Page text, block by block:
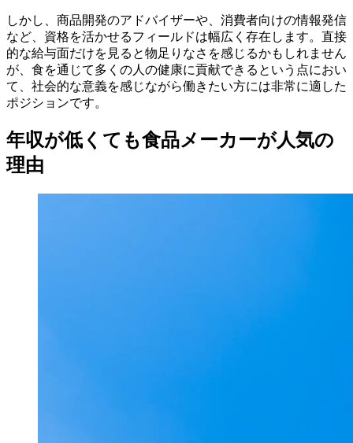
しかし、商品開発のアドバイザーや、消費者向けの情報発信
など、資格を活かせるフィールドは幅広く存在します。直接
的な給与面だけを見ると物足りなさを感じるかもしれません
が、食を通じて多くの人の健康に貢献できるという点におい
て、社会的な意義を感じながら働きたい方には非常に適した
ポジションです。
年収が低くても食品メーカーが人気の
理由